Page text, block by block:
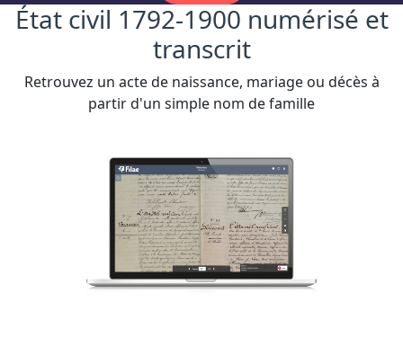
État civil 1792-1900 numérisé et
transcrit
Retrouvez un acte de naissance, mariage ou décès à
partir d'un simple nom de famille